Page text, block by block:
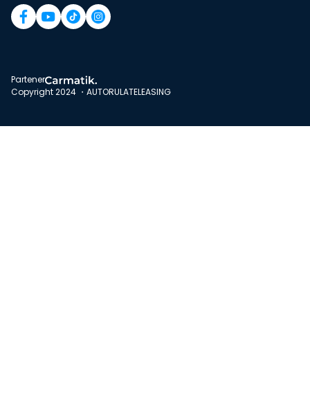
Partener
Copyright 2024 ・AUTORULATELEASING